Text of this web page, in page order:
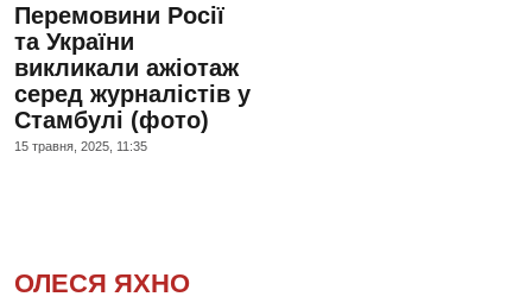
Перемовини Росії
та України
викликали ажіотаж
серед журналістів у
Стамбулі (фото)
15 травня, 2025, 11:35
ОЛЕСЯ ЯХНО